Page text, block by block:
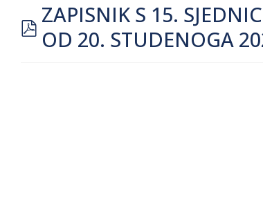
pdf
ZAPISNIK S 15.
OD 20. STUDENOGA